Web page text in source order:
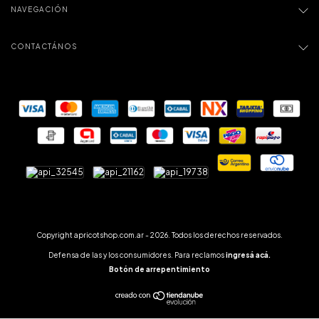
NAVEGACIÓN
CONTACTÁNOS
Copyright apricotshop.com.ar - 2026. Todos los derechos reservados.
Defensa de las y los consumidores. Para reclamosingresá acá.
Botón de arrepentimiento